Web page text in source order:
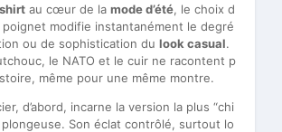
au cœur de la mode d’été, le choix d
poignet modifie instantanément le degré
ou de sophistication du look casual.
le NATO et le cuir ne racontent p
même pour une même montre.
d’abord, incarne la version la plus “chi
plongeuse. Son éclat contrôlé, surtout lo